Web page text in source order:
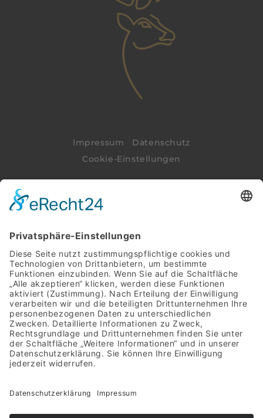
Impressum
Datenschutz
Cookie-Einstellungen
Impressum|
Am Renzenbrink 25
49565 Bramsche
+49 176 60944892
+49 5461 9081601
kontakt@zeitreise.gold
Google-Bewertungen
made by mumbomedia